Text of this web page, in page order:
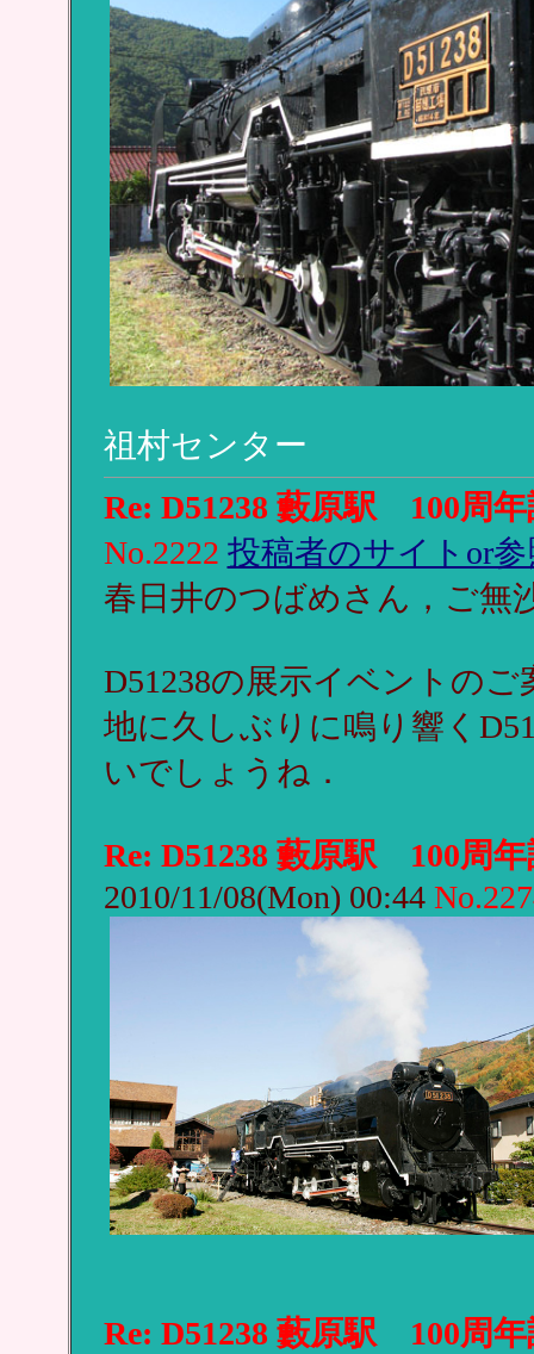
祖村センター
Re: D51238 藪原駅 100周年
No.2222 投稿者のサイトor
春日井のつばめさん，ご無
D51238の展示イベントの
地に久しぶりに鳴り響く
いでしょうね．
Re: D51238 藪原駅 100周年
2010/11/08(Mon) 00:44
Re: D51238 藪原駅 100周年